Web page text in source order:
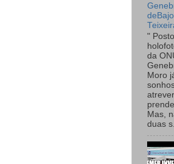
"
da
Moro
Mas,
duas